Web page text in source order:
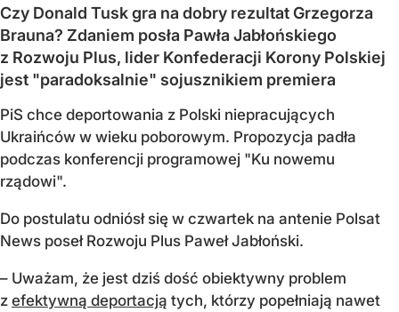
Czy Donald Tusk gra na dobry rezultat Grzegorza
Brauna? Zdaniem posła Pawła Jabłońskiego
z Rozwoju Plus, lider Konfederacji Korony Polskiej
jest "paradoksalnie" sojusznikiem premiera
PiS chce deportowania z Polski niepracujących
Ukraińców w wieku poborowym. Propozycja padła
podczas konferencji programowej "Ku nowemu
rządowi".
Do postulatu odniósł się w czwartek na antenie Polsat
News poseł Rozwoju Plus Paweł Jabłoński.
– Uważam, że jest dziś dość obiektywny problem
z efektywną deportacją tych, którzy popełniają nawet